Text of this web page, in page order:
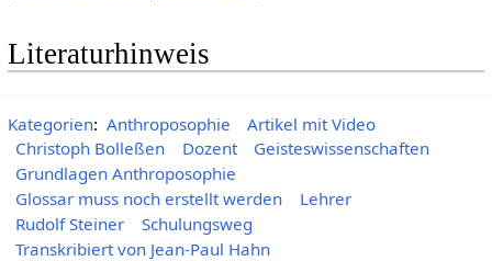
Literaturhinweis
Kategorien: Anthroposophie
Artikel mit Video
Christoph Bolleßen
Dozent
Geisteswissenschaften
Grundlagen Anthroposophie
Glossar muss noch erstellt werden
Lehrer
Rudolf Steiner
Schulungsweg
Transkribiert von Jean-Paul Hahn